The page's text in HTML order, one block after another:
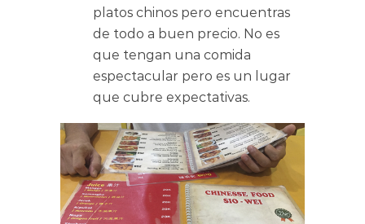
platos chinos pero encuentras
de todo a buen precio. No es
que tengan una comida
espectacular pero es un lugar
que cubre expectativas.